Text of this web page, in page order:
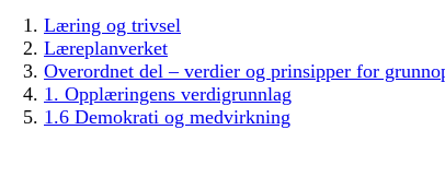
Læring og trivsel
Læreplanverket
Overordnet del – verdier og prinsipper for
1. Opplæringens verdigrunnlag
1.6 Demokrati og medvirkning